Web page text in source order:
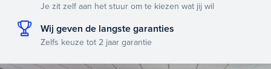
Je zit zelf aan het stuur om te kiezen wat jij wil
Wij geven de langste garanties
Zelfs keuze tot 2 jaar garantie